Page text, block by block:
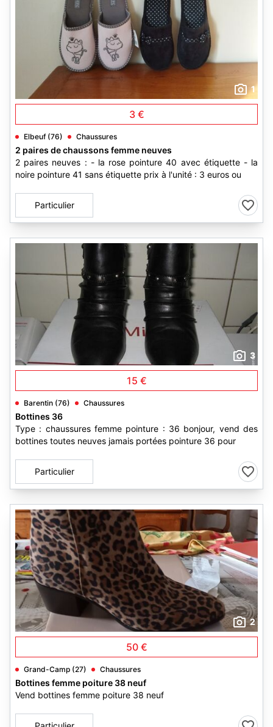
1
3 €
Elbeuf (76) Chaussures
2 paires de chaussons femme neuves
2 paires neuves : - la rose pointure 40 avec étiquette - la
noire pointure 41 sans étiquette prix à l'unité : 3 euros ou
Particulier
3
15 €
Barentin (76) Chaussures
Bottines 36
Type : chaussures femme pointure : 36 bonjour, vend des
bottines toutes neuves jamais portées pointure 36 pour
Particulier
2
50 €
Grand-Camp (27) Chaussures
Bottines femme poiture 38 neuf
Vend bottines femme poiture 38 neuf